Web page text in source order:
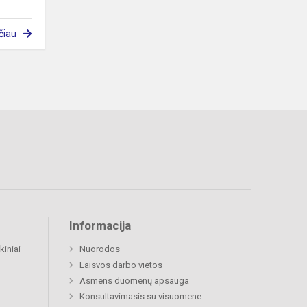
Informacija
Nuorodos
Laisvos darbo vietos
Asmens duomenų apsauga
Konsultavimasis su visuomene